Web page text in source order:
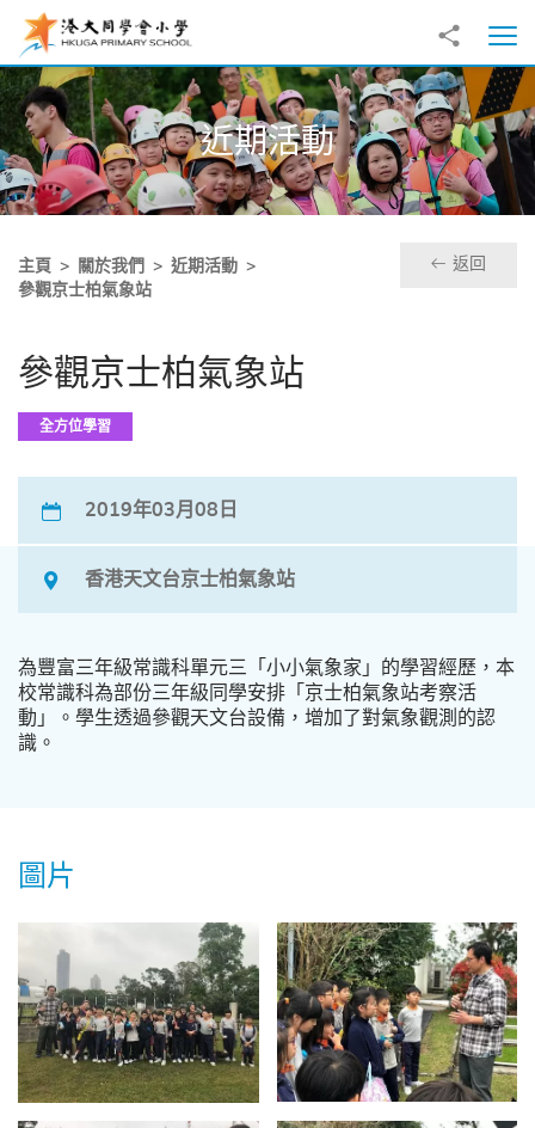
跳至主內容
分享到
打
近期活動
主頁 關於我們
近期活動
參觀京士柏氣象站
返回
參觀京士柏氣象站
全方位學習
2019年03月08日
香港天文台京士柏氣象站
為豐富三年級常識科單元三「小小氣象家」的學習經歷，本
校常識科為部份三年級同學安排「京士柏氣象站考察活
動」。學生透過參觀天文台設備，增加了對氣象觀測的認
識。
圖片